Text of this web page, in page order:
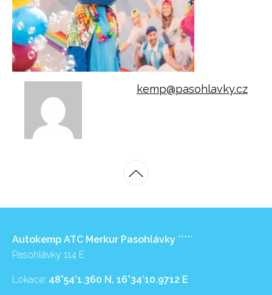
kemp@pasohlavky.cz
Autokemp ATC Merkur Pasohlávky *****
Pasohlávky 114 E
Lokace: 48°54’1.360 N, 16°34’10.9712 E